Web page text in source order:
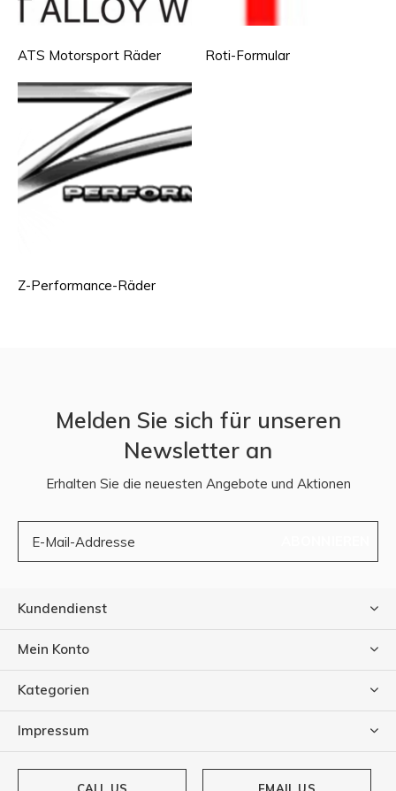
ATS Motorsport Räder Roti-Formular
Z-Performance-Räder
Melden Sie sich für unseren
Newsletter an
Erhalten Sie die neuesten Angebote und Aktionen
Kundendienst
Mein Konto
Kategorien
Impressum